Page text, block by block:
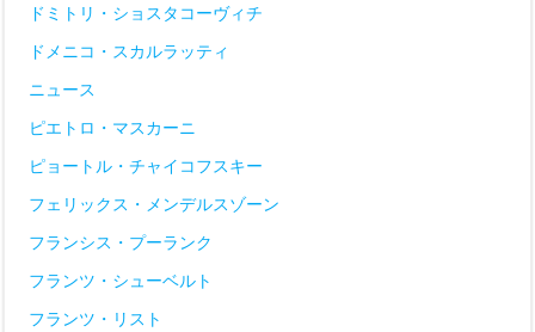
ドミトリ・ショスタコーヴィチ
ドメニコ・スカルラッティ
ニュース
ピエトロ・マスカーニ
ピョートル・チャイコフスキー
フェリックス・メンデルスゾーン
フランシス・プーランク
フランツ・シューベルト
フランツ・リスト